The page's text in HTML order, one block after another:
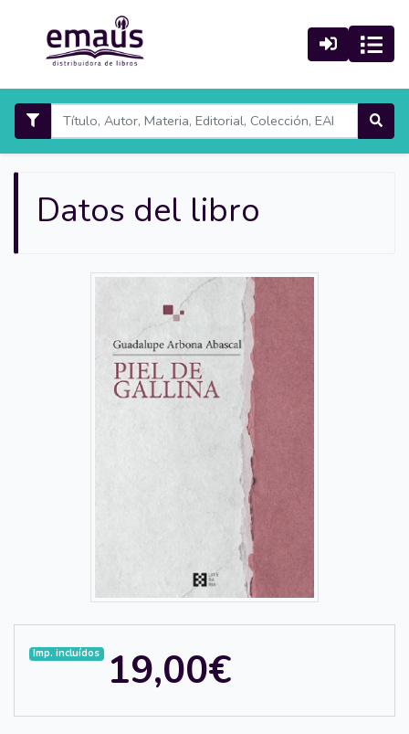
Datos del libro
Imp. incluídos 19,00€